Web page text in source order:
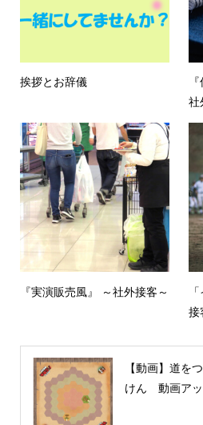
挨拶とお辞儀
社
『実演販売風』 ～社外接客～
接
【動画】道を
けん 動画ア